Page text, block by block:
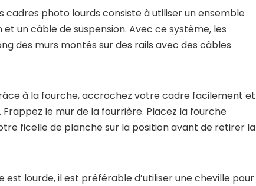
cadres photo lourds consiste à utiliser un ensemble
un câble de suspension. Avec ce système, les
des murs montés sur des rails avec des câbles
à la fourche, accrochez votre cadre facilement et
le mur de la fourrière. Placez la fourche
ficelle de planche sur la position avant de retirer la
lourde, il est préférable d’utiliser une cheville pour